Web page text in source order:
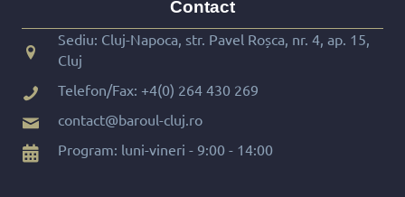
Contact
Sediu: Cluj-Napoca, str. Pavel Roșca, nr. 4, ap. 15,
Cluj
Telefon/Fax: +4(0) 264 430 269
contact@baroul-cluj.ro
Program: luni-vineri - 9:00 - 14:00